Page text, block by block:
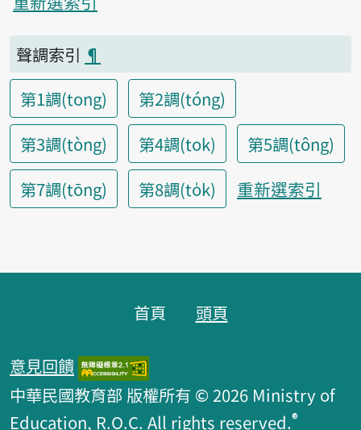
聲調索引 ¶
第1調(tong)
第2調(tóng)
第3調(tòng)
第4調(tok)
第5調(tông)
第7調(tōng)
第8調(to̍k) 重新選索引
首頁 頭頁
意見回饋
中華民國教育部 版權所有 © 2026 Ministry of
Education, R.O.C. All rights reserved.®